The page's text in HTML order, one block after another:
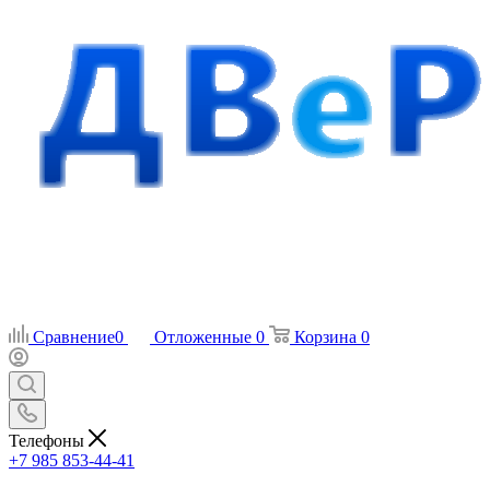
Сравнение0 Отложенные 0 Корзина 0
Телефоны
+7 985 853-44-41